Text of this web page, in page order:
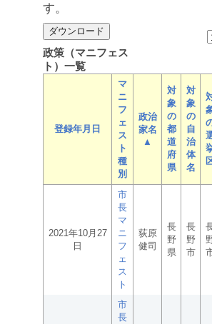
す。
政策（マニフェス
ト）一覧
登録年月日
マ
ニ
フ
ェ
ス
ト
種
別
政治
家名
▲
対
象
の
都
道
府
県
対
象
の
自
治
体
名
2021年10月27
日
市
長
マ
ニ
フ
ェ
ス
ト
荻原
健司
長
野
県
長
野
市
市
長